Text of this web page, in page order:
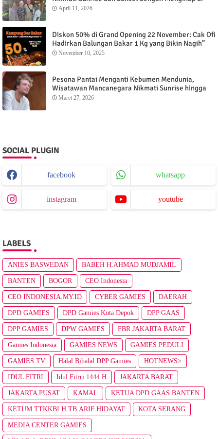
Menganti Cottage
April 11, 2026
Diskon 50% di Grand Opening 22 November: Cak Ofi
Hadirkan Balungan Bakar 1 Kg yang Bikin Nagih”
November 10, 2025
Pesona Pantai Menganti Kebumen Mendunia,
Wisatawan Mancanegara Nikmati Sunrise hingga
Sunset dari Menganti Cottage
Maret 27, 2026
SOCIAL PLUGIN
facebook whatsapp
instagram youtube
LABELS
ANIES BASWEDAN BABEH H.AHMAD MUDJAMIL
BANTEN BOGOR CEO Indonesia
CEO INDONESIA.MY.ID CYBER GAMIES DAERAH
DPD GAMIES DPD Gamies Kota Depok DPP GAAS
DPP GAMIES DPW GAMIES FBR JAKARTA BARAT
Gamies Indonesia GAMIES NEWS GAMIES PEDULI
GAMIES TV Halal Bihalal DPP Gamies HOTNEWS>
IDUL FITRI Idul Fitrri 1444 H JAKARTA BARAT
JAKARTA PUSAT KAMAL KETUA DPD GAAS BANTEN
KETUM TTKKBI H.TB.ARIF HIDAYAT KOTA SERANG
MEDIA CENTER GAMIES